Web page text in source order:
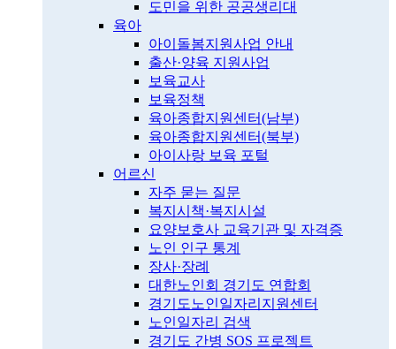
도민을 위한 공공생리대
육아
아이돌봄지원사업 안내
출산·양육 지원사업
보육교사
보육정책
육아종합지원센터(남부)
육아종합지원센터(북부)
아이사랑 보육 포털
어르신
자주 묻는 질문
복지시책·복지시설
요양보호사 교육기관 및 자격증
노인 인구 통계
장사·장례
대한노인회 경기도 연합회
경기도노인일자리지원센터
노인일자리 검색
경기도 간병 SOS 프로젝트